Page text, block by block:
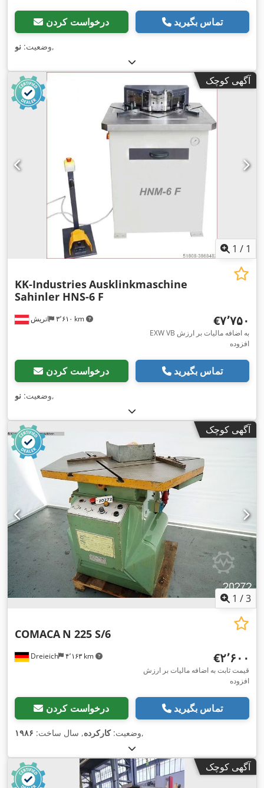
درخواست کردن تماس بگیرید
وضعیت: نو ,
آگهی کوچک
1 / 1
اتریش ۳٬۶۱۰ km
KK-IndustriesAusklinkmaschine
Sahinler HNS-6 F
‎€۷٬۷۵۰
EXW VB به اضافه مالیات بر ارزش
افزوده
درخواست کردن تماس بگیرید
وضعیت: نو ,
آگهی کوچک
1 /3
Dreieich ۴٬۱۶۳ km
COMACA N 225 S/6
‎€۲٬۶۰۰
قیمت ثابت به اضافه مالیات بر ارزش
افزوده
درخواست کردن تماس بگیرید
وضعیت:کارکرده, سال ساخت: ۱۹۸۶ ,
آگهی کوچک